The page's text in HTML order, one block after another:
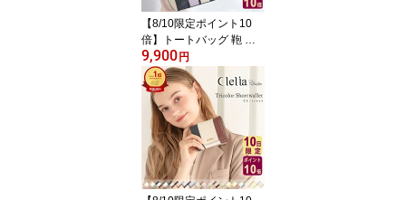
C12
【8/10限定ポイント10
倍】トートバッグ 鞄 レ
ディース 通学 大きめ フ
ァスナー付き A4 旅行 通
勤 かわいい 機内持ち込
み 自立 ブランド 大容量
A4 バッグ 肩掛け 使いや
すい 送料無料 Clelia ク
レリア clelia-22130-6 C
8 C12
9,900 円